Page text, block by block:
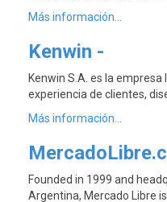
Más información...
Kenwin -
Kenwin S.A. es la
experiencia de clientes,
Más información...
Founded in 1999 and
Argentina, Mercado Libre